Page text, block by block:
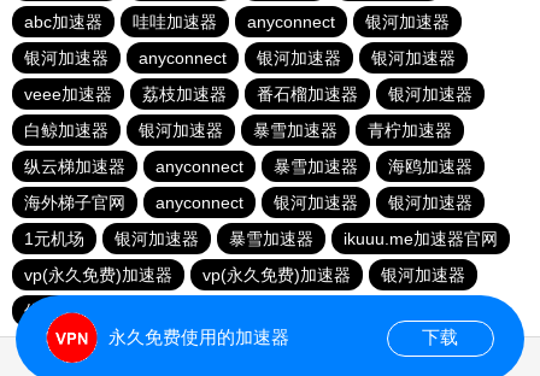
abc加速器
哇哇加速器 anyconnect
银河加速器
银河加速器
anyconnect 银河加速器
银河加速器
veee加速器
荔枝加速器 番石榴加速器
银河加速器
白鲸加速器
银河加速器 暴雪加速器
青柠加速器
纵云梯加速器
anyconnect 暴雪加速器
海鸥加速器
海外梯子官网
anyconnect 银河加速器
银河加速器
1元机场
银河加速器 暴雪加速器
ikuuu.me加速器官网
vp(永久免费)加速器
vp(永久免费)加速器
银河加速器
优云666
永久免费使用的加速器 下载